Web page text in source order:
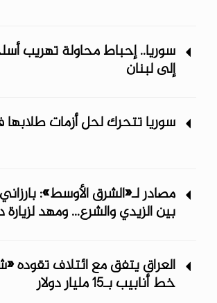
سوريا.. إحباط محاولة تهريب
إلى لبنان
سوريا تتحرك لحل أزمات
مصادر لـ«الشرق الأوسط»:
بين الزيدي والشرع... ومهد
العراق يتفق مع ائتلاف تقوده
خط أنابيب بـ15 مليار دولار